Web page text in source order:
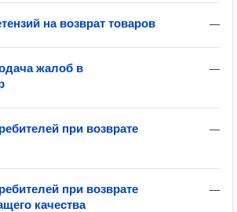
—
на возврат товаров
—
жалоб в
—
при возврате
—
при возврате
качества